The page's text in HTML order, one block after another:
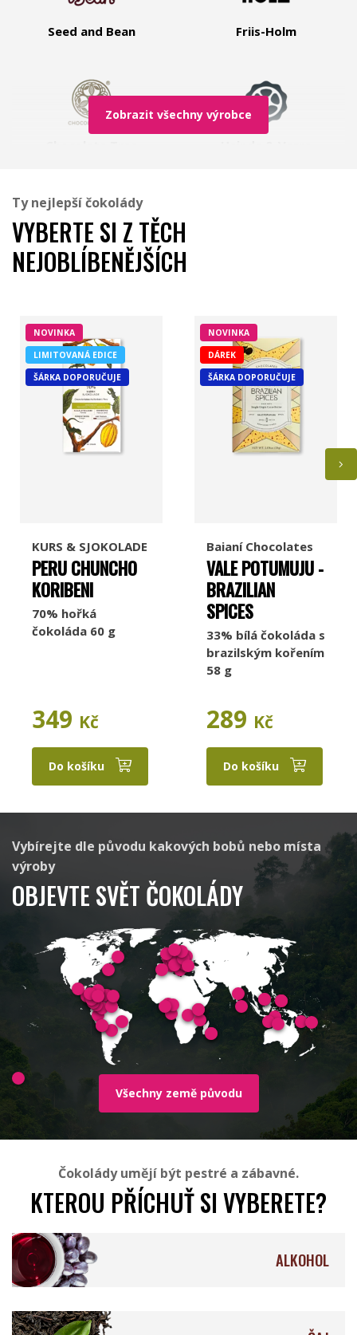
Seed and Bean Friis-Holm
Míšina čokoláda
Jordi's Pump Street Chocolate
Taza Chocolate Marou
Raaka Aruntam
Latitude Standout Chocolate
Millésime Chocolat Soklet
Rózsavölgyi Csokoládé Francois Pralus
Valrhona
Zobrazit všechny výrobce
Ty nejlepší čokolády
VYBERTE SI Z TĚCH
NEJOBLÍBENĚJŠÍCH
NOVINKA
LIMITOVANÁ EDICE
ŠÁRKA DOPORUČUJE
KURS & SJOKOLADE
PERU CHUNCHO
KORIBENI
70% hořká
čokoláda 60 g
349 Kč
Do košíku
NOVINKA
DÁREK
ŠÁRKA DOPORUČUJE
Baianí Chocolates
VALE POTUMUJU -
BRAZILIAN
SPICES
33% bílá čokoláda s
brazilským kořením
58 g
289 Kč
Do košíku
Vybírejte dle původu kakových bobů nebo místa
výroby
OBJEVTE SVĚT ČOKOLÁDY
Všechny země původu
Čokolády umějí být pestré a zábavné.
KTEROU PŘÍCHUŤ SI VYBERETE?
ALKOHOL